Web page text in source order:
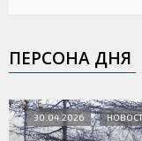
ПЕРСОНА ДНЯ
30.04.2026